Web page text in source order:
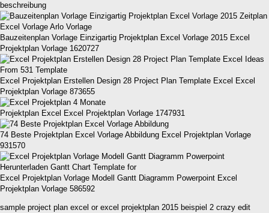
beschreibung
Bauzeitenplan Vorlage Einzigartig Projektplan Excel Vorlage 2015 Excel
Projektplan Vorlage 1620727
Excel Projektplan Erstellen Design 28 Project Plan Template Excel Excel
Projektplan Vorlage 873655
Projektplan Excel Excel Projektplan Vorlage 1747931
74 Beste Projektplan Excel Vorlage Abbildung Excel Projektplan Vorlage
931570
Excel Projektplan Vorlage Modell Gantt Diagramm Powerpoint Excel
Projektplan Vorlage 586592
sample project plan excel or excel projektplan 2015 beispiel 2 crazy edit